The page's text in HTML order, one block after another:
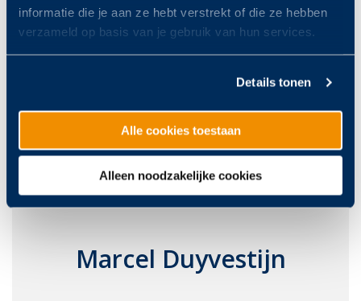
informatie die je aan ze hebt verstrekt of die ze hebben
verzameld op basis van je gebruik van hun services.
Details tonen
Alle cookies toestaan
Alleen noodzakelijke cookies
Marcel Duyvestijn